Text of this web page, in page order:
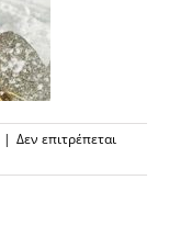
| Δεν επιτρέπεται